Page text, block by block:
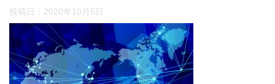
投稿日： 2020年10月5日